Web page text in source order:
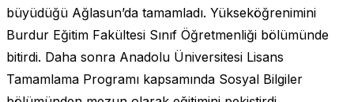
büyüdüğü Ağlasun’da tamamladı. Yükseköğrenimini
Burdur Eğitim Fakültesi Sınıf Öğretmenliği bölümünde
bitirdi. Daha sonra Anadolu Üniversitesi Lisans
Tamamlama Programı kapsamında Sosyal Bilgiler